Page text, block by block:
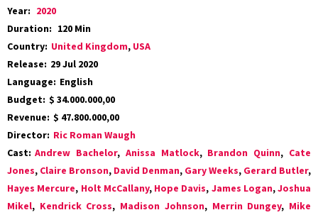
Year: 2020
Duration: 120 Min
Country: United Kingdom, USA
Release: 29 Jul 2020
Language: English
Budget: $ 34.000.000,00
Revenue: $ 47.800.000,00
Director: Ric Roman Waugh
Cast: Andrew Bachelor, Anissa Matlock, Brandon Quinn, Cate
Jones, Claire Bronson, David Denman, Gary Weeks, Gerard Butler,
Hayes Mercure, Holt McCallany, Hope Davis, James Logan,Joshua
Mikel, Kendrick Cross, Madison Johnson, Merrin Dungey, Mike